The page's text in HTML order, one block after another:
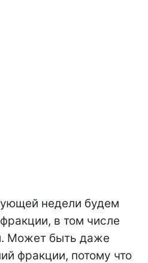
недели будем
в том числе
Может быть даже
фракции, потому что